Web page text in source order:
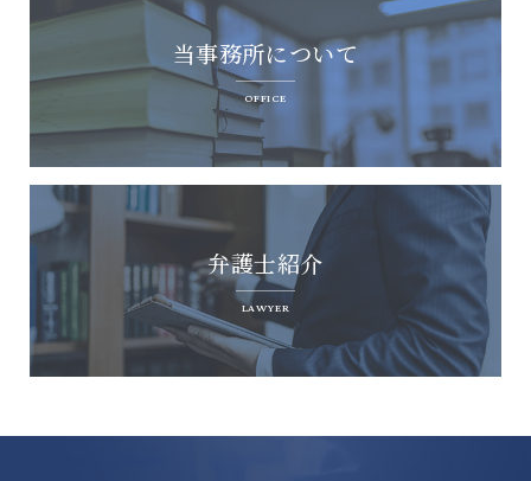
当事務所について
OFFICE
弁護士紹介
LAWYER